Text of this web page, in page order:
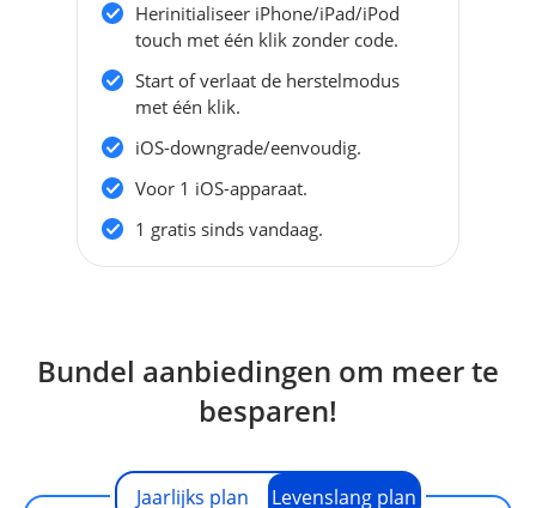
Herinitialiseer iPhone/iPad/iPod
touch met één klik zonder code.
Start of verlaat de herstelmodus
met één klik.
iOS-downgrade/eenvoudig.
Voor 1 iOS-apparaat.
1 gratis sinds vandaag.
Bundel aanbiedingen om meer te
besparen!
Jaarlijks plan Levenslang plan